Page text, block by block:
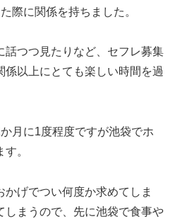
際に関係を持ちました。
話つつ見たりなど、セフレ募集
係以上にとても楽しい時間を過
月に1度程度ですが池袋でホ
。
げでつい何度か求めてしま
しまうので、先に池袋で食事や